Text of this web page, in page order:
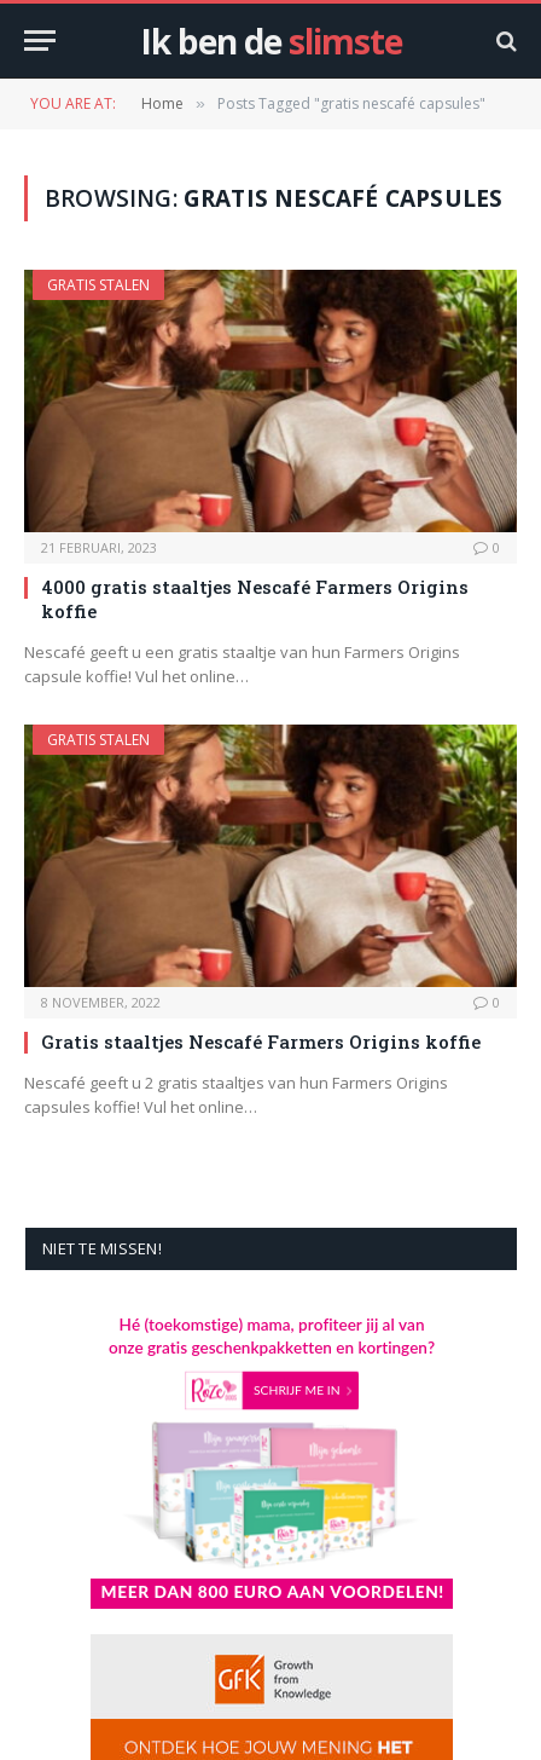
Ik ben deslimste
YOU ARE AT: Home » Posts Tagged "gratis nescafé capsules"
BROWSING: GRATIS NESCAFÉ CAPSULES
GRATIS STALEN
21 FEBRUARI, 2023 0
4000 gratis staaltjes Nescafé Farmers Origins
koffie
Nescafé geeft u een gratis staaltje van hun Farmers Origins
capsule koffie! Vul het online…
GRATIS STALEN
8 NOVEMBER, 2022 0
Gratis staaltjes Nescafé Farmers Origins koffie
Nescafé geeft u 2 gratis staaltjes van hun Farmers Origins
capsules koffie! Vul het online…
NIET TE MISSEN!